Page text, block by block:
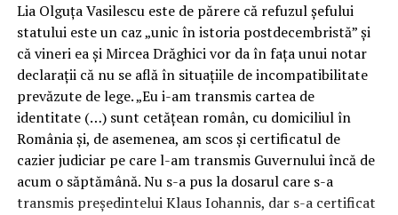
Lia Olguţa Vasilescu este de părere că refuzul şefului
statului este un caz „unic în istoria postdecembristă” şi
că vineri ea şi Mircea Drăghici vor da în faţa unui notar
declaraţii că nu se află în situaţiile de incompatibilitate
prevăzute de lege. „Eu i-am transmis cartea de
identitate (…) sunt cetăţean român, cu domiciliul în
România şi, de asemenea, am scos şi certificatul de
cazier judiciar pe care l-am transmis Guvernului încă de
acum o săptămână.Nu s-a pus la dosarul care s-a
transmis preşedintelui Klaus Iohannis, dar s-a certificat